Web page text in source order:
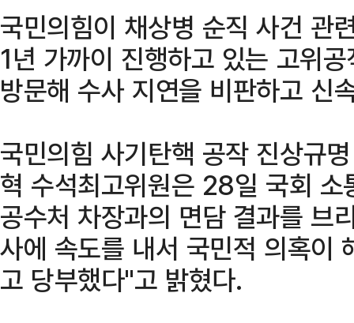
국민의힘이 채상병 순직 사건 관
1년 가까이 진행하고 있는 고위
방문해 수사 지연을 비판하고 신
국민의힘 사기탄핵 공작 진상규
혁 수석최고위원은 28일 국회
공수처 차장과의 면담 결과를 브
사에 속도를 내서 국민적 의혹이
고 당부했다"고 밝혔다.